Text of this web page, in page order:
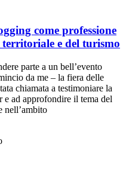
come professione
e del turismo
parte a un bell’evento
da me – la fiera delle
chiamata a testimoniare la
e ad approfondire il tema del
nell’ambito